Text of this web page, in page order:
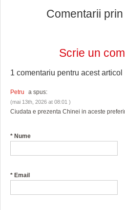
Comentarii
Scrie un
1 comentariu pentru acest articol
Petru a spus:
(mai 13th, 2026 at 08:01 )
Ciudata e prezenta Chinei in aceste
* Nume
* Email